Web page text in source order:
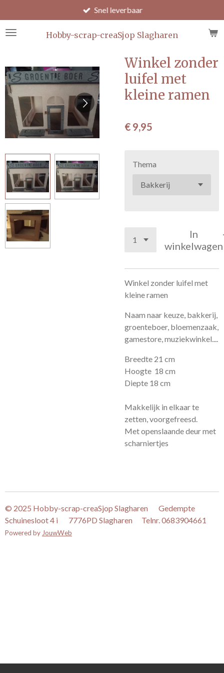
direct
naar
Hobby-scrap-creaSjop Slagharen
Snel leverbaar
Winkel zonder
luifel met
kleine ramen
€ 9,95
Thema
In
winkelwagen
Winkel zonder luifel met
kleine ramen
Naam naar keuze, bakkerij,
groenteboer, bloemenzaak,
gamestore, muziekwinkel....
Breedte 21 cm
Hoogte 18 cm
Diepte 18 cm
Makkelijk in elkaar te
zetten, voorgefreesd.
Met openslaande deur met
scharniertjes
© 2025 Hobby-scrap-creaSjop Slagharen Gedempte
Schuinesloot 4 i 7776PD Slagharen Telnr. 0683904661
Powered by JouwWeb